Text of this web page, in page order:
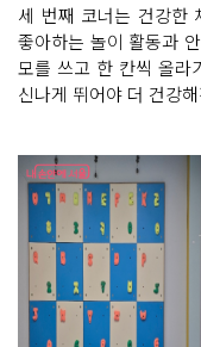
세 번째 코너는 건강한
좋아하는 놀이 활동과
모를 쓰고 한 칸씩 올라
신나게 뛰어야 더 건강